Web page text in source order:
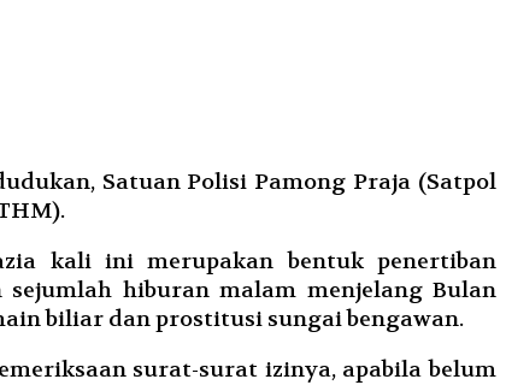
Satuan Polisi Pamong Praja (Satpol
kali ini merupakan bentuk penertiban
hiburan malam menjelang Bulan
biliar dan prostitusi sungai bengawan.
surat-surat izinya, apabila belum